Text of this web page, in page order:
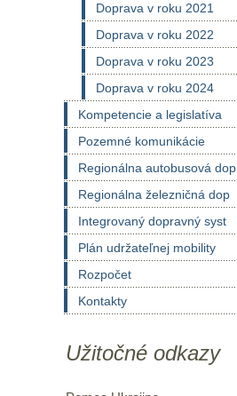
Doprava v roku 2021
Doprava v roku 2022
Doprava v roku 2023
Doprava v roku 2024
Kompetencie a legislatíva
Pozemné komunikácie
Regionálna autobusová dop
Regionálna železničná dop
Integrovaný dopravný syst
Plán udržateľnej mobility
Rozpočet
Kontakty
Užitočné odkazy